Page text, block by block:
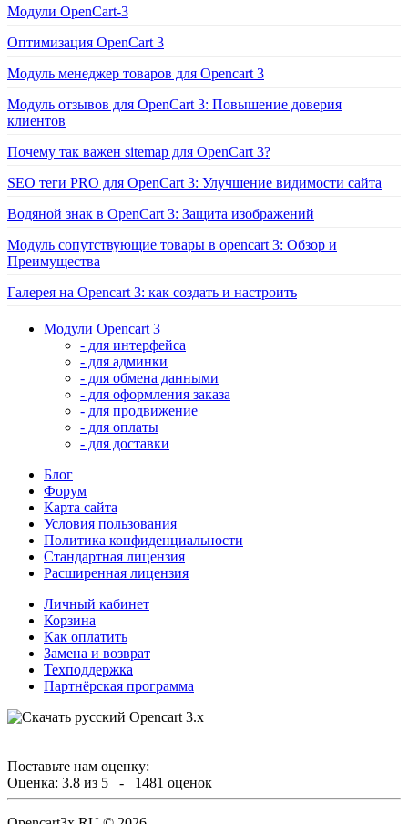
Модули OpenCart-3
Оптимизация OpenCart 3
Модуль менеджер товаров для Opencart 3
Модуль отзывов для OpenCart 3: Повышение доверия
клиентов
Почему так важен sitemap для OpenCart 3?
SEO теги PRO для OpenCart 3: Улучшение видимости сайта
Водяной знак в OpenCart 3: Защита изображений
Модуль сопутствующие товары в opencart 3: Обзор и
Преимущества
Галерея на Opencart 3: как создать и настроить
Модули Opencart 3
- для интерфейса
- для админки
- для обмена данными
- для оформления заказа
- для продвижение
- для оплаты
- для доставки
Блог
Форум
Карта сайта
Условия пользования
Политика конфиденциальности
Стандартная лицензия
Расширенная лицензия
Личный кабинет
Корзина
Как оплатить
Замена и возврат
Техподдержка
Партнёрская программа
Поставьте нам оценку:
Оценка: 3.8 из 5 - 1481 оценок